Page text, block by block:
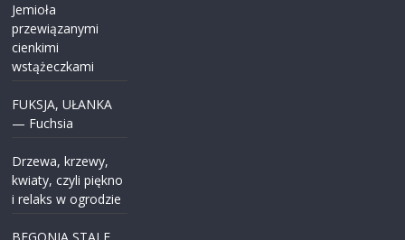
Jemioła
przewiązanymi
cienkimi
wstążeczkami
FUKSJA, UŁANKA
— Fuchsia
Drzewa, krzewy,
kwiaty, czyli piękno
i relaks w ogrodzie